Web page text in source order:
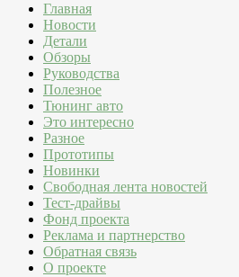
Главная
Новости
Детали
Обзоры
Руководства
Полезное
Тюнинг авто
Это интересно
Разное
Прототипы
Новинки
Свободная лента новостей
Тест-драйвы
Фонд проекта
Реклама и партнерство
Обратная связь
О проекте